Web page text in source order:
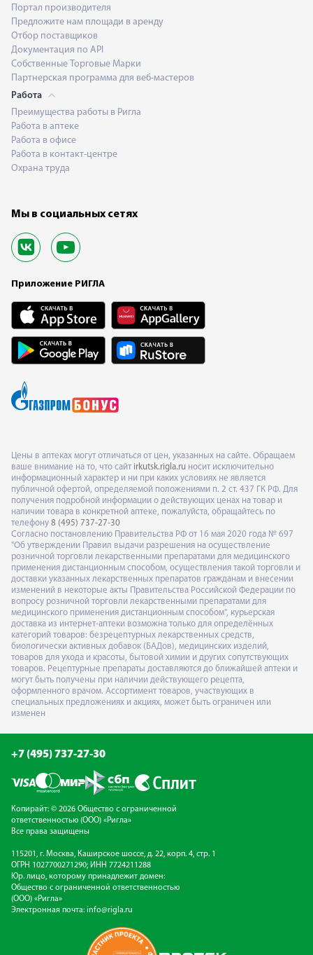
Портал производителя
Предложите нам площади в аренду
Отбор поставщиков
Документация по API
Собственные Торговые Марки
Партнерская программа для веб-мастеров
Работа
Преимущества работы в Ригла
Работа в аптеке
Работа в офисе
Работа в контакт-центре
Охрана труда
Мы в социальных сетях
Приложение РИГЛА
Цены в аптеках могут отличаться от цен, указанных на сайте. Обращаем
ваше внимание на то, что сайт irkutsk.rigla.ru носит исключительно
информационный характер и ни при каких условиях не является
публичной офертой, определяемой положениями п. 2 ст. 437 ГК РФ. Для
получения подробной информации о действующих ценах на товар и
наличии товара в конкретной аптеке, пожалуйста, обращайтесь по
телефону 8 (495) 737-27-30
Согласно постановлению Правительства РФ от 16 мая 2020 года № 697
"Об утверждении Правил выдачи разрешения на осуществление
розничной торговли лекарственными препаратами для медицинского
применения дистанционным способом, осуществления такой торговли и
доставки указанных лекарственных препаратов гражданам и внесении
изменений в некоторые акты Правительства Российской Федерации по
вопросу розничной торговли лекарственными препаратами для
медицинского применения дистанционным способом", курьерская
доставка из интернет-аптеки возможна только для определённых
категорий товаров: безрецептурных лекарственных средств,
биологически активных добавок (БАДов), медицинских изделий,
товаров для ухода и красоты, бытовой химии и других сопутствующих
товаров. Рецептурные препараты доставляются до ближайшей аптеки и
могут быть получены при наличии действующего рецепта,
оформленного врачом. Ассортимент товаров, участвующих в
специальных предложениях и акциях, может быть ограничен или
изменен
+7 (495) 737-27-30
Копирайт: © 2026 Общество с ограниченной
ответственностью (ООО) «Ригла»
Все права защищены
115201, г. Москва, Каширское шоссе, д. 22, корп. 4, стр. 1
ОГРН 1027700271290; ИНН 7724211288
Юр. лицо, которому принадлежит домен:
Общество с ограниченной ответственностью
(ООО) «Ригла»
Электронная почта: info@rigla.ru